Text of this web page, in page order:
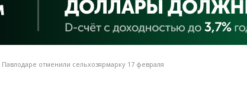
Павлодаре отменили сельхозярмарку 17 февраля